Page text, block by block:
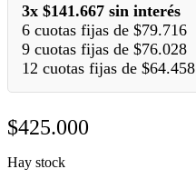
3x $141.667 sin interés
6 cuotas fijas de $79.716
9 cuotas fijas de $76.028
12 cuotas fijas de $64.458
$425.000
Hay stock